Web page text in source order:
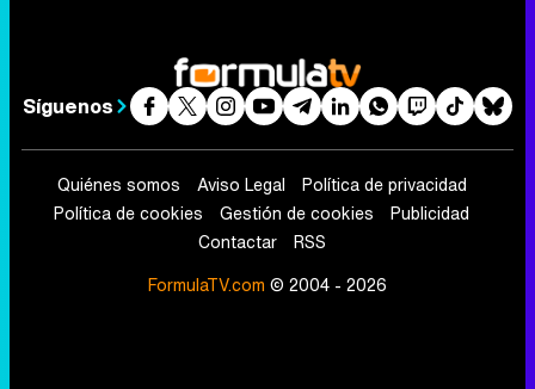
Síguenos
Quiénes somos Aviso Legal
Política de privacidad
Política de cookies
Gestión de cookies
Publicidad
Contactar
RSS
FormulaTV.com © 2004 - 2026